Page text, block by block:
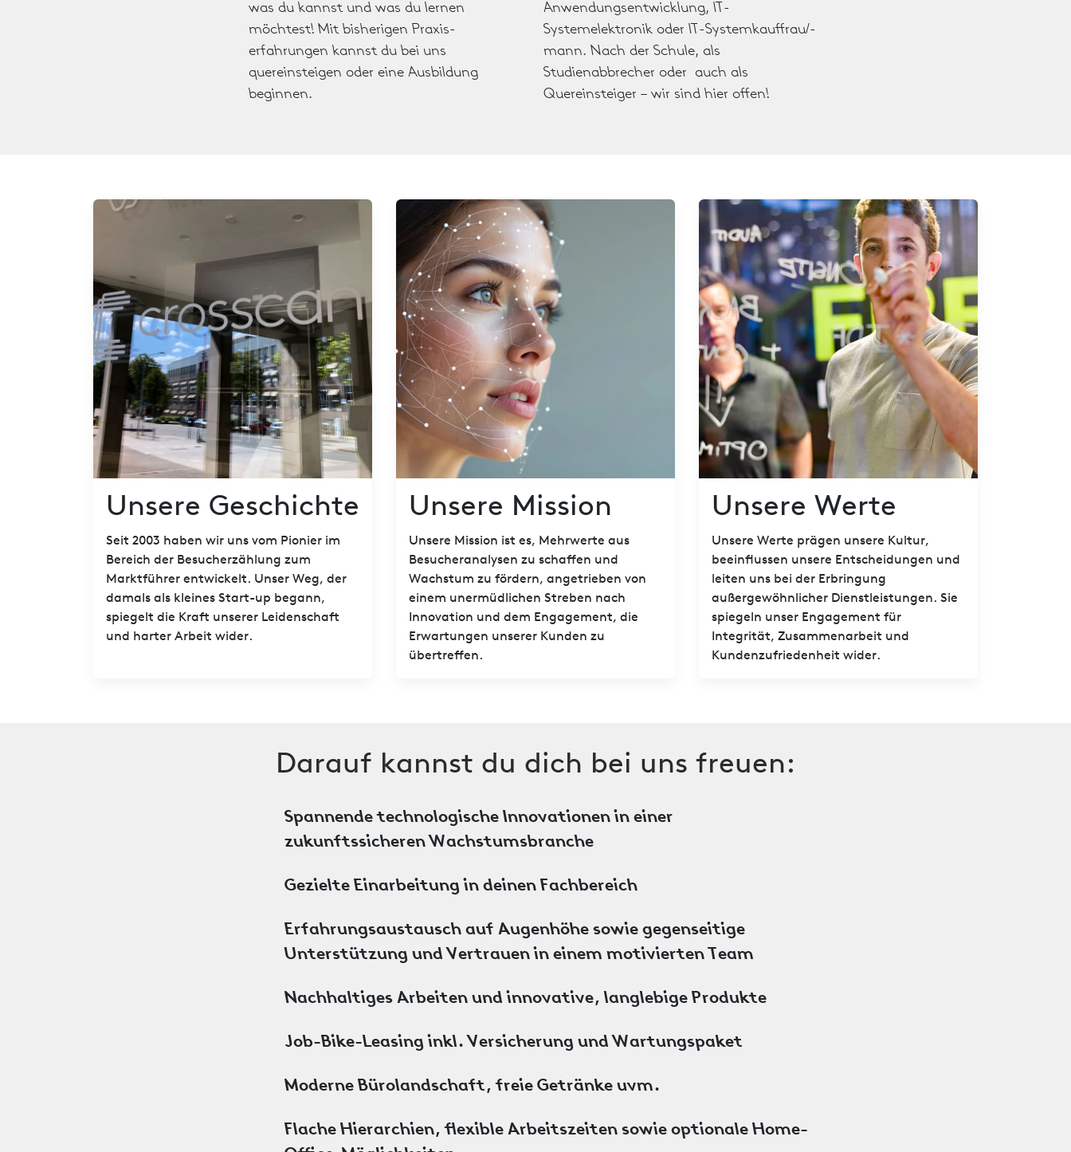
Anwendungsentwicklung, IT­-
Systemelektronik oder IT­-Systemkauffrau/-
mann. Nach der Schule, als
Studienabbrecher oder auch als
Quereinsteiger – wir sind hier offen!
was du kannst und was du lernen
möchtest! Mit bisherigen Praxis­
erfahrungen kannst du bei uns
quereinsteigen oder eine Ausbildung
beginnen.
Unsere Geschichte
Seit 2003 haben wir uns vom Pionier im
Bereich der Besucherzählung zum
Marktführer entwickelt. Unser Weg, der
damals als kleines Start-up begann,
spiegelt die Kraft unserer Leidenschaft
und harter Arbeit wider.
Unsere Mission
Unsere Mission ist es, Mehrwerte aus
Besucheranalysen zu schaffen und
Wachstum zu fördern, angetrieben von
einem unermüdlichen Streben nach
Innovation und dem Engagement, die
Erwartungen unserer Kunden zu
übertreffen.
Unsere Werte
Unsere Werte prägen unsere Kultur,
beeinflussen unsere Entscheidungen und
leiten uns bei der Erbringung
außergewöhnlicher Dienstleistungen. Sie
spiegeln unser Engagement für
Integrität, Zusammenarbeit und
Kundenzufriedenheit wider.
Darauf kannst du dich bei uns freuen:
Spannende technologische Innovationen in einer
zukunftssicheren Wachstumsbranche ​
Gezielte Einarbeitung in deinen Fachbereich​
Erfahrungsaustausch auf Augenhöhe sowie gegenseitige
Unterstützung und Vertrauen in einem motivierten Team
Nachhaltiges Arbeiten und innovative, langlebige Produkte​
Job-Bike-Leasing inkl. Versicherung und Wartungspaket​
Moderne Bürolandschaft, freie Getränke uvm.
Flache Hierarchien, flexible Arbeitszeiten sowie optionale Home-